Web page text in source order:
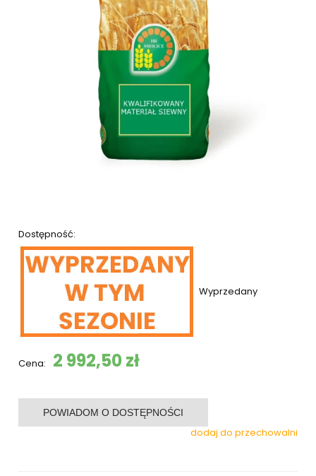
Dostępność:
Wyprzedany
Cena: 2 992,50 zł
POWIADOM O DOSTĘPNOŚCI
dodaj do przechowalni